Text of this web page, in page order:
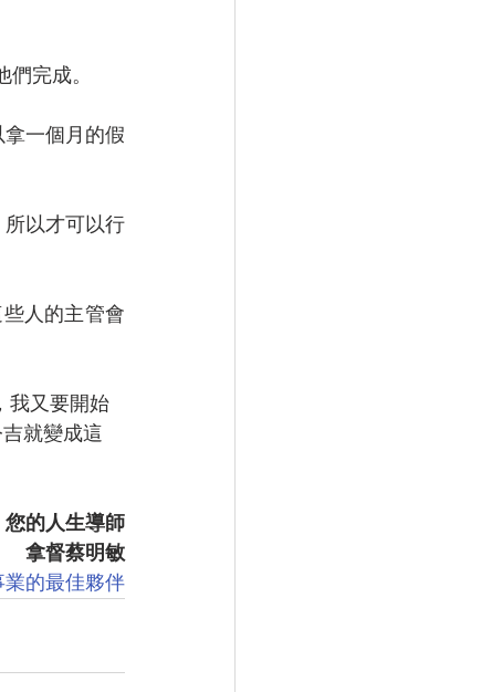
完成。
一個月的假
以才可以行
人的主管會
我又要開始
就變成這
您的人生導師
拿督蔡明敏
業的最佳夥伴